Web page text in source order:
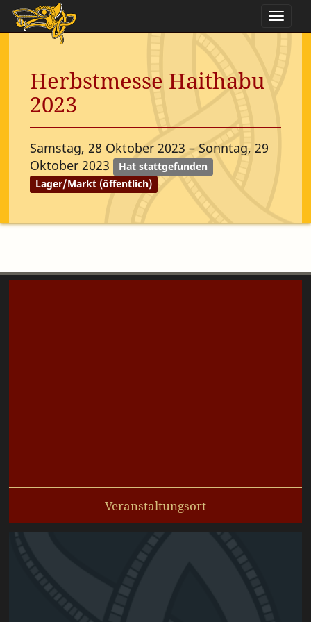
Herbstmesse Haithabu
2023
Samstag, 28 Oktober 2023 – Sonntag, 29
Oktober 2023
Hat stattgefunden
Lager/Markt (öffentlich)
Veranstaltungsort
Größere Karte auf OpenStreetmap.org anzeigen